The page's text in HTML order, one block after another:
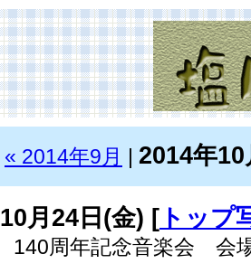
« 2014年9月 2014年10
10月24日(金) [ トップ
140周年記念音楽会 会